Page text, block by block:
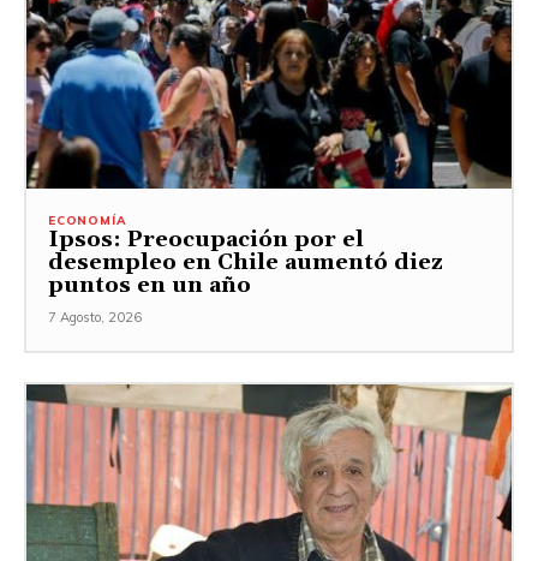
ECONOMÍA
Ipsos: Preocupación por el
desempleo en Chile aumentó diez
puntos en un año
7 Agosto, 2026